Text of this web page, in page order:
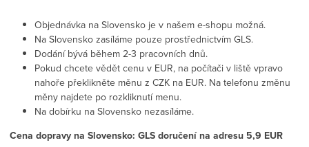
Objednávka na Slovensko je v našem e-shopu možná.
Na Slovensko zasíláme pouze prostřednictvím GLS.
Dodání bývá během 2-3 pracovních dnů.
Pokud chcete vědět cenu v EUR, na počítači v liště vpravo
nahoře překlikněte měnu z CZK na EUR. Na telefonu změnu
měny najdete po rozkliknutí menu.
Na dobírku na Slovensko nezasíláme.
Cena dopravy na Slovensko: GLS doručení na adresu 5,9 EUR